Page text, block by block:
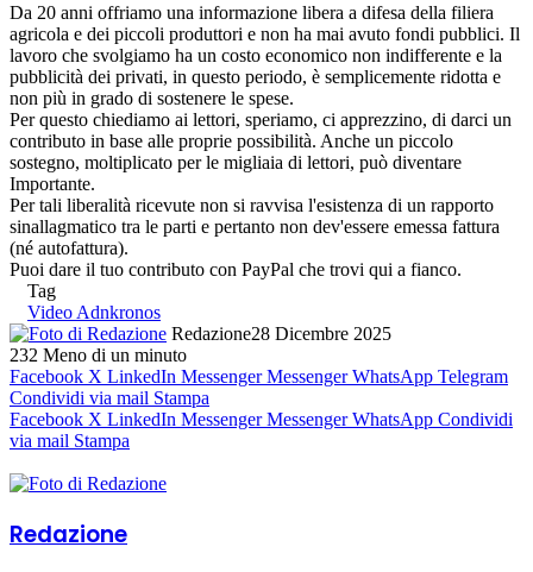
Da 20 anni offriamo una informazione libera a difesa della filiera
agricola e dei piccoli produttori e non ha mai avuto fondi pubblici. Il
lavoro che svolgiamo ha un costo economico non indifferente e la
pubblicità dei privati, in questo periodo, è semplicemente ridotta e
non più in grado di sostenere le spese.
Per questo chiediamo ai lettori, speriamo, ci apprezzino, di darci un
contributo in base alle proprie possibilità. Anche un piccolo
sostegno, moltiplicato per le migliaia di lettori, può diventare
Importante.
Per tali liberalità ricevute non si ravvisa l'esistenza di un rapporto
sinallagmatico tra le parti e pertanto non dev'essere emessa fattura
(né autofattura).
Puoi dare il tuo contributo con PayPal che trovi qui a fianco.
Tag
Video Adnkronos
Redazione28 Dicembre 2025
232 Meno di un minuto
Facebook X LinkedIn Messenger Messenger WhatsApp Telegram
Condividi via mail Stampa
Facebook X LinkedIn Messenger Messenger WhatsApp Condividi
via mail Stampa
Redazione